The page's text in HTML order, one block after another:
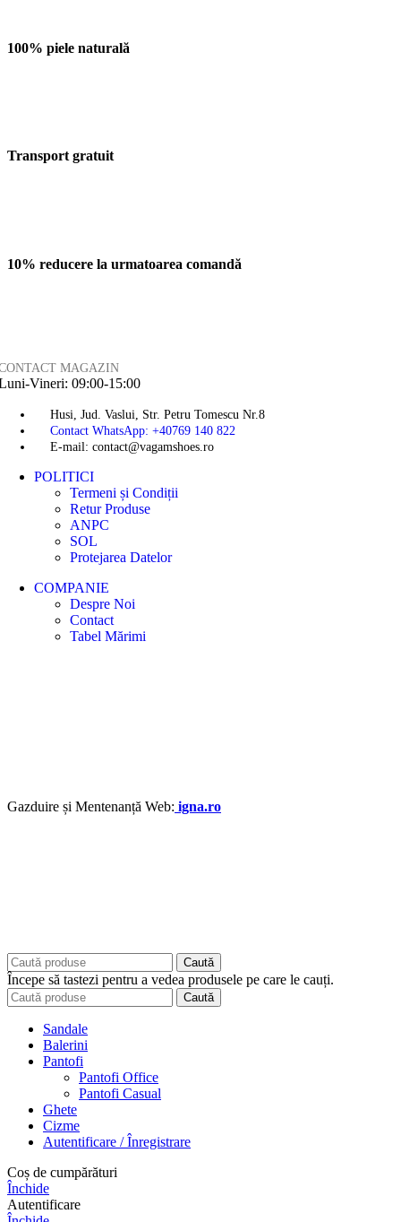
100% piele naturală
Transport gratuit
10% reducere la urmatoarea comandă
MAGAZIN
Vineri: 09:00-15:00
Husi, Jud. Vaslui, Str. Petru Tomescu Nr.8
Contact WhatsApp: +40769 140 822
E-mail: contact@vagamshoes.ro
POLITICI
Termeni și Condiții
Retur Produse
ANPC
SOL
Protejarea Datelor
COMPANIE
Despre Noi
Contact
Tabel Mărimi
Gazduire și Mentenanță Web: igna.ro
Caută
Începe să tastezi pentru a vedea produsele pe care le cauți.
Caută
Sandale
Balerini
Pantofi
Pantofi Office
Pantofi Casual
Ghete
Cizme
Autentificare / Înregistrare
Coș de cumpărături
Închide
Autentificare